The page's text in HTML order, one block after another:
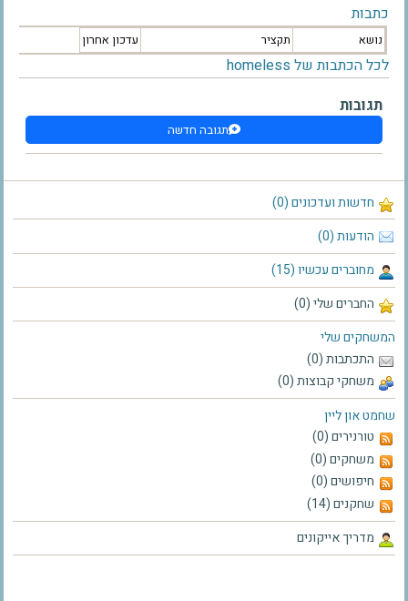
חדשות ועדכונים (0)
הודעות (0)
מחוברים עכשיו (15)
החברים שלי (0)
המשחקים שלי
התכתבות (0)
משחקי קבוצות (0)
שחמט און ליין
טורנירים (0)
משחקים (0)
חיפושים (0)
שחקנים (14)
מדריך אייקונים
כתבות
נושא תקציר עדכון אחרון
לכל הכתבות של homeless
תגובות
תגובה חדשה